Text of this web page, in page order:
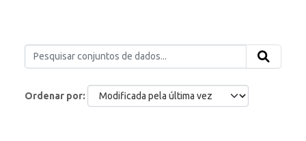
Ordenar por